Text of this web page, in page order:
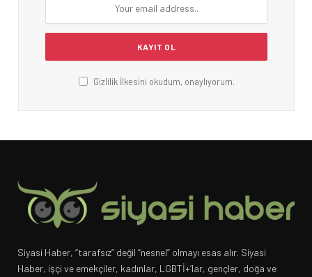
Gizlilik İlkesini okudum, onaylıyorum.
Siyasi Haber, “tarafsız” değil “nesnel” olmayı esas alır. Siyasi
Haber, işçi ve emekçiler, kadınlar, LGBTİ+’lar, gençler, doğa ve